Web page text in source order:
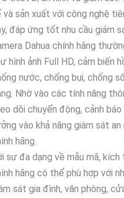
và sản xuất với công nghệ
đáp ứng tốt nhu cầu giám
Dahua chính hãng
hình ảnh Full HD, cảm biến
nước, chống bụi, chống
Nhờ vào các tính năng
dõi chuyển động, cảnh
vào khả năng giám sát an
hãng.
sự đa dạng về mẫu mã, kích
hãng có thể phù hợp với
sát gia đình, văn phòng,